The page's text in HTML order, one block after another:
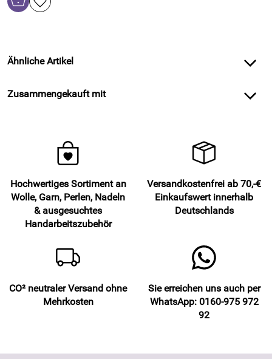
Ähnliche Artikel
Zusammengekauft mit
Hochwertiges Sortiment an
Wolle, Garn, Perlen, Nadeln
& ausgesuchtes
Handarbeitszubehör
Versandkostenfrei ab 70,-€
Einkaufswert innerhalb
Deutschlands
CO² neutraler Versand ohne
Mehrkosten
Sie erreichen uns auch per
WhatsApp: 0160-975 972
92